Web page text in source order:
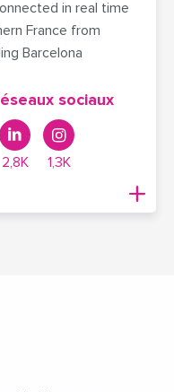
in real time
France from
Barcelona
sociaux
2,8K 1,3K